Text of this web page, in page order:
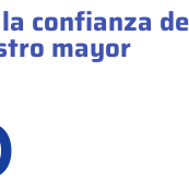
confianza de
mayor